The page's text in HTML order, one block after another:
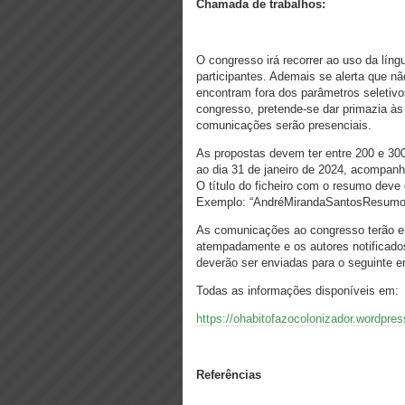
Chamada de trabalhos:
O congresso irá recorrer ao uso da
participantes. Ademais se alerta que
encontram fora dos parâmetros
congresso, pretende-se dar primazia
comunicações serão presenciais.
As propostas devem ter entre 200 e
ao dia 31 de janeiro de 2024,
O título do ficheiro com o resumo deve
Exemplo:
As comunicações ao congresso terão
atempadamente e os autores
deverão ser enviadas para o seguinte
Todas as informações disponíveis em:
https://
Referências